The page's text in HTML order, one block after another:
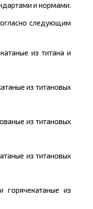
и нормами.
следующим
из титана и
из титановых
из титановых
из титановых
из